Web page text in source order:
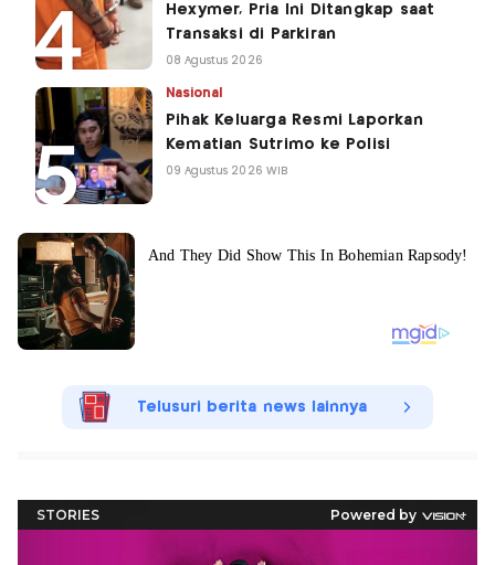
Hexymer, Pria Ini Ditangkap saat
Transaksi di Parkiran
08 Agustus 2026
Nasional
Pihak Keluarga Resmi Laporkan
Kematian Sutrimo ke Polisi
09 Agustus 2026 WIB
Telusuri berita news lainnya